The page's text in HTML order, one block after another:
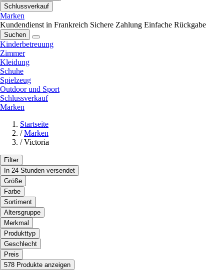
Schlussverkauf
Marken
Kundendienst in Frankreich Sichere Zahlung Einfache Rückgabe
Suchen
Kinderbetreuung
Zimmer
Kleidung
Schuhe
Spielzeug
Outdoor und Sport
Schlussverkauf
Marken
Startseite
/ Marken
/ Victoria
Filter
In 24 Stunden versendet
Größe
Farbe
Sortiment
Altersgruppe
Merkmal
Produkttyp
Geschlecht
Preis
578 Produkte anzeigen